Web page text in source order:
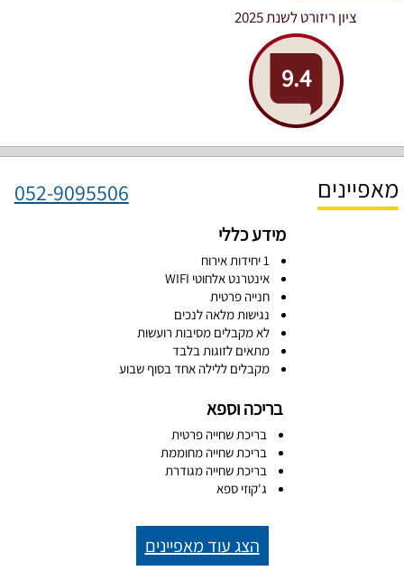
ציון ריזורט לשנת 2025
9.4
מאפיינים 052-9095506
מידע כללי
1 יחידות אירוח
אינטרנט אלחוטי WIFI
חנייה פרטית
נגישות מלאה לנכים
לא מקבלים מסיבות רועשות
מתאים לזוגות בלבד
מקבלים ללילה אחד בסוף שבוע
בריכה וספא
בריכת שחייה פרטית
בריכת שחייה מחוממת
בריכת שחייה מגודרת
ג'קוזי ספא
הצג עוד מאפיינים